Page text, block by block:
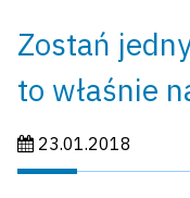
Zostań
to właśnie
Data publikacji:
23.01.2018